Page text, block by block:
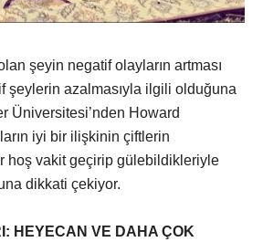
şeyin negatif olayların artması
şeylerin azalmasıyla ilgili olduğuna
Üniversitesi’nden Howard
iyi bir ilişkinin çiftlerin
hoş vakit geçirip gülebildikleriyle
dikkati çekiyor.
HEYECAN VE DAHA ÇOK